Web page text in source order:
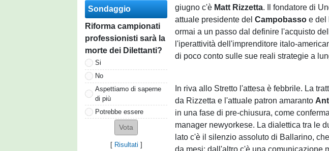
Sondaggio
Riforma campionati
professionisti sarà la
morte dei Dilettanti?
Si
No
Aspettiamo di saperne
di più
Potrebbe essere
[ Risultati ]
giugno c'è Matt Rizzetta. Il fondatore di
attuale presidente delCampobassoe del
ormai a un passo dal definire l'acquisto
l'iperattività dell'imprenditore italo-
di poco conto sulle sue reali strategie a
In riva allo Stretto l'attesa è febbrile. La
da Rizzetta e l'attuale patron amaranto
in una fase di pre-chiusura, come
manager newyorkese. La dialettica tra le
lato c'è il silenzio assoluto di Ballarino,
da mesi; dall'altro c'è una comunicazione